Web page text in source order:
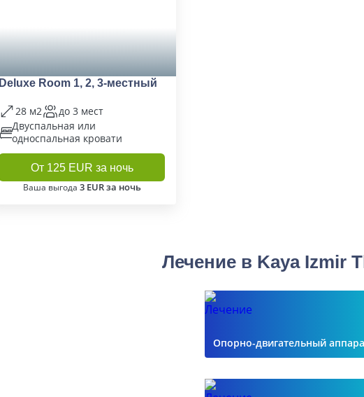
Deluxe Room 1, 2, 3-местный
28 м2
до 3 мест
Двуспальная или
односпальная кровати
От 125 EUR за ночь
Ваша выгода 3 EUR за ночь
Лечение в Kaya Izmir
Опорно-двигательный